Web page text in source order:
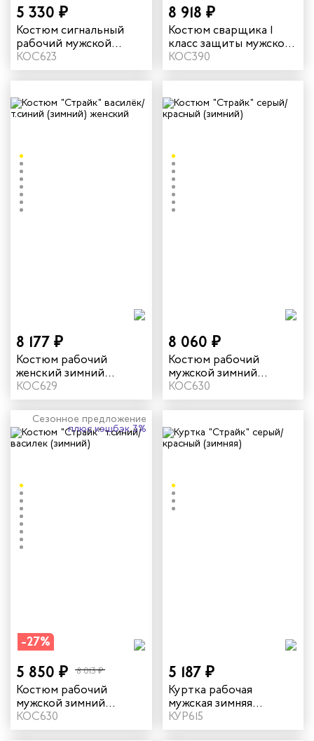
5 330 ₽
Костюм сигнальный
рабочий мужской
летний "Илион" цвет
оранжевый/темно-
серый
КОС623
8 918 ₽
Костюм сварщика 1
класс защиты мужской
зимний цвет олива
КОС390
8 177 ₽
Костюм рабочий
женский зимний
"Страйк" цвет
василек/темно-синий
КОС629
8 060 ₽
Костюм рабочий
мужской зимний
"Страйк" цвет серый/
красный
КОС630
Сезонное предложение
плюс кэшбэк 3%
-27%
5 850 ₽ 8 013 ₽
Костюм рабочий
мужской зимний
"Страйк" цвет темно-
синий/василек
КОС630
5 187 ₽
Куртка рабочая
мужская зимняя
"Страйк" цвет серый/
красный
КУР615